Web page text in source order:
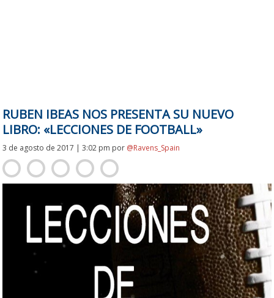
RUBEN IBEAS NOS PRESENTA SU NUEVO
LIBRO: «LECCIONES DE FOOTBALL»
3 de agosto de 2017 | 3:02 pm por @Ravens_Spain